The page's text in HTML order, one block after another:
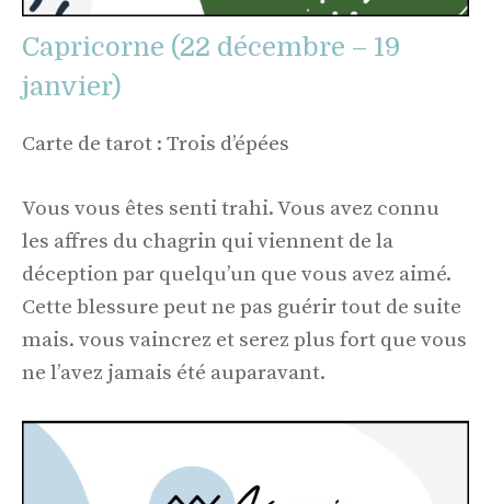
Capricorne (22 décembre – 19
janvier)
Carte de tarot : Trois d’épées
Vous vous êtes senti trahi. Vous avez connu
les affres du chagrin qui viennent de la
déception par quelqu’un que vous avez aimé.
Cette blessure peut ne pas guérir tout de suite
mais. vous vaincrez et serez plus fort que vous
ne l’avez jamais été auparavant.